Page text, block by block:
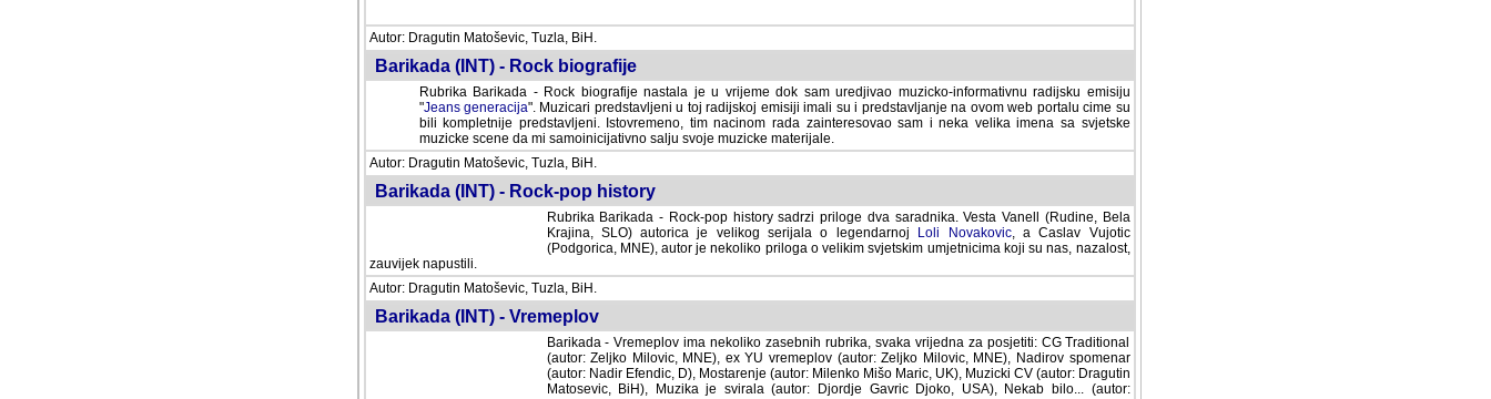
Autor: Dragutin Matoševic, Tuzla, BiH.
Barikada (INT) - Rock biografije
Rubrika Barikada - Rock biografije nastala je u vrijeme dok sam uredjivao muzicko-informativnu radijsku emisiju
"Jeans generacija". Muzicari predstavljeni u toj radijskoj emisiji imali su i predstavljanje na ovom web portalu cime su
bili kompletnije predstavljeni. Istovremeno, tim nacinom rada zainteresovao sam i neka velika imena sa svjetske
muzicke scene da mi samoinicijativno salju svoje muzicke materijale.
Autor: Dragutin Matoševic, Tuzla, BiH.
Barikada (INT) - Rock-pop history
Rubrika Barikada - Rock-pop history sadrzi priloge dva saradnika. Vesta Vanell (Rudine, Bela
Krajina, SLO) autorica je velikog serijala o legendarnoj
Loli Novakovic, a Caslav Vujotic
(Podgorica, MNE), autor je nekoliko priloga o velikim svjetskim umjetnicima koji su nas, nazalost,
zauvijek napustili.
Autor: Dragutin Matoševic, Tuzla, BiH.
Barikada (INT) - Vremeplov
Barikada - Vremeplov ima nekoliko zasebnih rubrika, svaka vrijedna za posjetiti: CG Traditional
(autor: Zeljko Milovic, MNE), ex YU vremeplov (autor: Zeljko Milovic, MNE), Nadirov spomenar
(autor: Nadir Efendic, D), Mostarenje (autor: Milenko Mišo Maric, UK), Muzicki CV (autor: Dragutin
Matosevic, BiH), Muzika je svirala (autor: Djordje Gavric Djoko, USA), Nekab bilo... (autor: